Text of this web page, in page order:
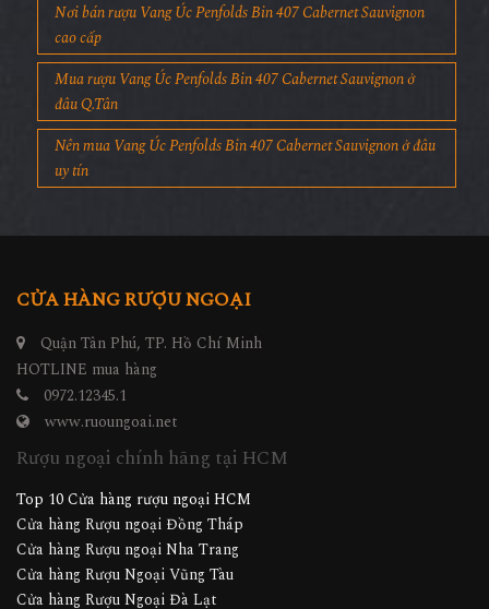
Nơi bán rượu Vang Úc Penfolds Bin 407 Cabernet Sauvignon
cao cấp
Mua rượu Vang Úc Penfolds Bin 407 Cabernet Sauvignon ở
đâu Q.Tân
Nên mua Vang Úc Penfolds Bin 407 Cabernet Sauvignon ở đâu
uy tín
CỬA HÀNG RƯỢU NGOẠI
Quận Tân Phú, TP. Hồ Chí Minh
HOTLINE mua hàng
0972.12345.1
www.ruoungoai.net
Rượu ngoại chính hãng tại HCM
Top 10 Cửa hàng rượu ngoại HCM
Cửa hàng Rượu ngoại Đồng Tháp
Cửa hàng Rượu ngoại Nha Trang
Cửa hàng Rượu Ngoại Vũng Tàu
Cửa hàng Rượu Ngoại Đà Lạt